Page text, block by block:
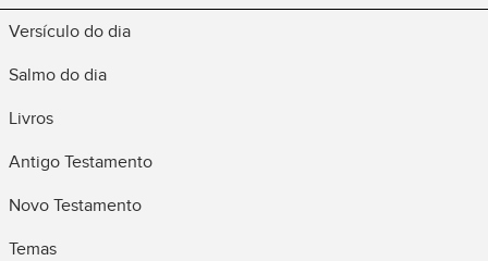
Versículo do dia
Salmo do dia
Livros
Antigo Testamento
Novo Testamento
Temas